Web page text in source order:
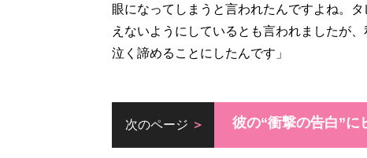
眼になってしまうと言われたんですよね。
えないようにしているとも言われましたが
泣く諦めることにしたんです」
次のページ 彼の“衝撃の告白”に